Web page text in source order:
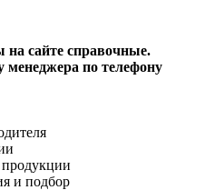
сайте справочные.
менеджера по телефону
продукции
и подбор